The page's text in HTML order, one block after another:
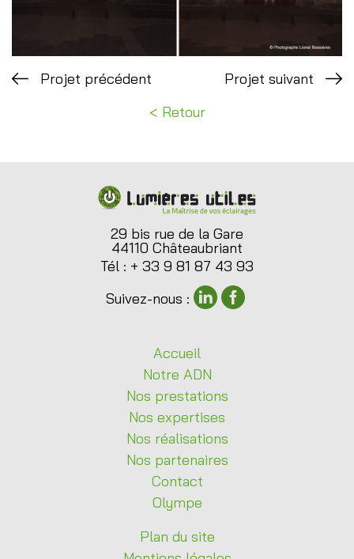
Projet précédent
Projet suivant
Retour
29 bis rue de la Gare
44110 Châteaubriant
Tél : + 33 9 81 87 43 93
Suivez-nous :
Accueil
Notre ADN
Nos prestations
Nos expertises
Nos réalisations
Nos partenaires
Contact
Olympe
Plan du site